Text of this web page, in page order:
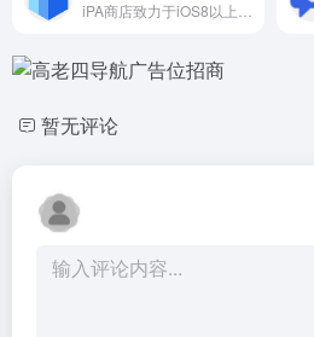
暂无评论